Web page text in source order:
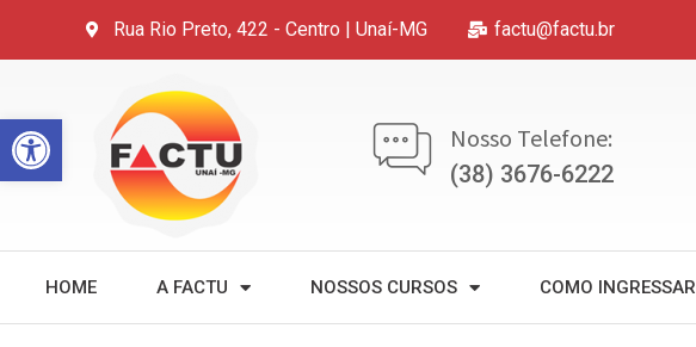
Open toolbar
Rua Rio Preto, 422 - Centro | Unaí-MG factu@factu.br
Nosso Telefone:
(38) 3676-6222
HOME A FACTU NOSSOS CURSOS COMO INGRESSAR